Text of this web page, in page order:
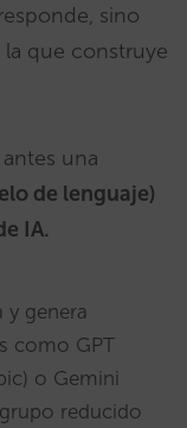
sino
que construye
una
de lenguaje)
IA.
y genera
como GPT
o Gemini
reducido